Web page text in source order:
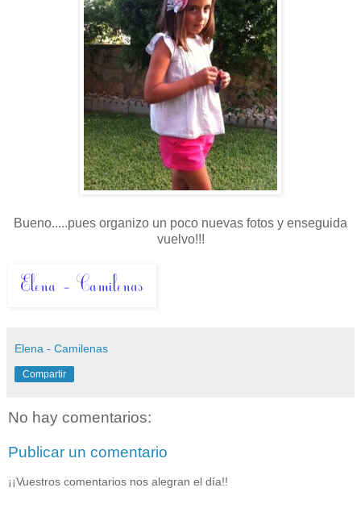
Bueno.....pues organizo un poco nuevas fotos y enseguida
vuelvo!!!
Elena - Camilenas
Compartir
No hay comentarios:
Publicar un comentario
¡¡Vuestros comentarios nos alegran el día!!